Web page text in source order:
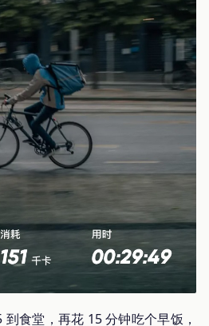
食堂，再花 15 分钟吃个早饭，